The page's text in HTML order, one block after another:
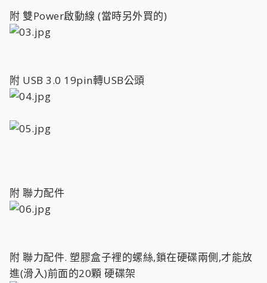
附 雙Power啟動線 (當時另外買的)
附 USB 3.0 19pin轉USB公頭
附 聯力配件
附 聯力配件. 塑膠盒子裡的螺絲,鎖在硬碟兩側,才能放
進(滑入)前面的20顆 硬碟架